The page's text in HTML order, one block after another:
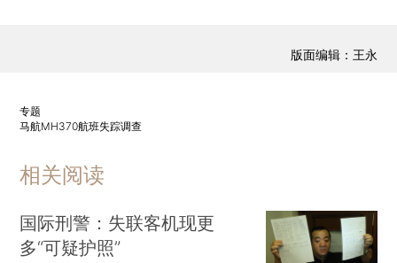
版面编辑：王永
专题
马航MH370航班失踪调查
相关阅读
国际刑警：失联客机现更
多“可疑护照”